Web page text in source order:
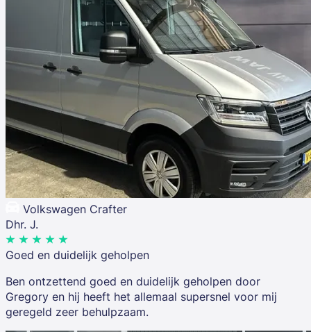
Volkswagen Crafter
Dhr. J.
Goed en duidelijk geholpen
Ben ontzettend goed en duidelijk geholpen door
Gregory en hij heeft het allemaal supersnel voor mij
geregeld zeer behulpzaam.